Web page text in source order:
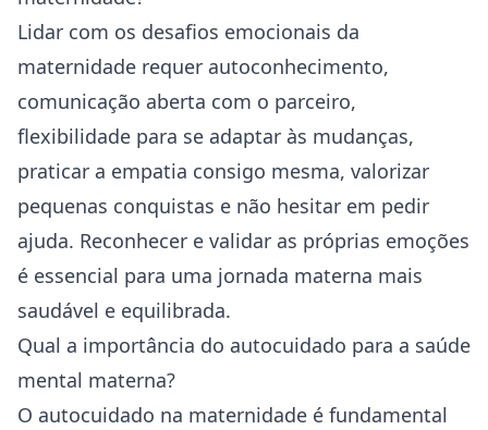
Lidar com os desafios emocionais da
maternidade requer autoconhecimento,
comunicação aberta com o parceiro,
flexibilidade para se adaptar às mudanças,
praticar a empatia consigo mesma, valorizar
pequenas conquistas e não hesitar em pedir
ajuda. Reconhecer e validar as próprias emoções
é essencial para uma jornada materna mais
saudável e equilibrada.
Qual a importância do autocuidado para a saúde
mental materna?
O autocuidado na maternidade é fundamental